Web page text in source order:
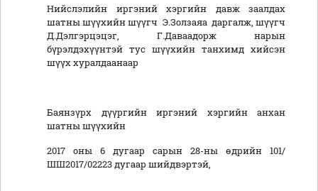
Нийслэлийн иргэний хэргийн давж заалдах
шатны шүүхийн шүүгч Э.Золзаяа даргалж, шүүгч
Д.Дэлгэрцэцэг, Г.Даваадорж нарын
бүрэлдэхүүнтэй тус шүүхийн танхимд хийсэн
шүүх хуралдаанаар
Баянзүрх дүүргийн иргэний хэргийн анхан
шатны шүүхийн
2017 оны 6 дугаар сарын 28-ны өдрийн 101/
ШШ2017/02223 дугаар шийдвэртэй,